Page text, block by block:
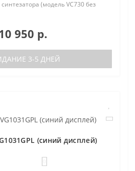
синтезатора (модель VC730 без
950 р.
3-5 ДНЕЙ
(синий дисплей)